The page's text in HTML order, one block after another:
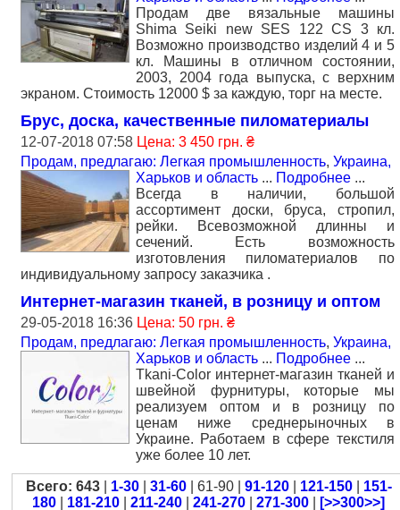
Продам две вязальные машины
Shima Seiki new SES 122 CS 3 кл.
Возможно производство изделий 4 и 5
кл. Машины в отличном состоянии,
2003, 2004 года выпуска, с верхним
экраном. Стоимость 12000 $ за каждую, торг на месте.
Брус, доска, качественные пиломатериалы
12-07-2018 07:58 Цена: 3 450 грн. ₴
Продам, предлагаю: Легкая промышленность, Украина,
Харьков и область ... Подробнее ...
Всегда в наличии, большой
ассортимент доски, бруса, стропил,
рейки. Всевозможной длинны и
сечений. Есть возможность
изготовления пиломатериалов по
индивидуальному запросу заказчика .
Интернет-магазин тканей, в розницу и оптом
29-05-2018 16:36 Цена: 50 грн. ₴
Продам, предлагаю: Легкая промышленность, Украина,
Харьков и область ... Подробнее ...
Tkani-Color интернет-магазин тканей и
швейной фурнитуры, которые мы
реализуем оптом и в розницу по
ценам ниже среднерыночных в
Украине. Работаем в сфере текстиля
уже более 10 лет.
Всего: 643| 1-30| 31-60| 61-90 | 91-120| 121-150| 151-
180
181-210 211-240 241-270 271-300 [>>300>>]